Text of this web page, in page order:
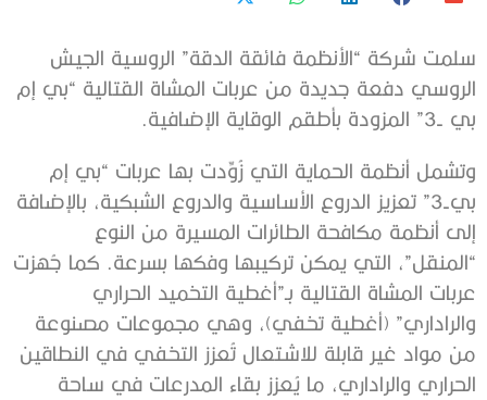
سلمت شركة “الأنظمة فائقة الدقة” الروسية الجيش
الروسي دفعة جديدة من عربات المشاة القتالية “بي إم
بي -3” المزودة بأطقم الوقاية الإضافية.
وتشمل أنظمة الحماية التي زُوِّدت بها عربات “بي إم
بي-3” تعزيز الدروع الأساسية والدروع الشبكية، بالإضافة
إلى أنظمة مكافحة الطائرات المسيرة من النوع
“المنقل”، التي يمكن تركيبها وفكها بسرعة. كما جُهزت
عربات المشاة القتالية بـ”أغطية التخميد الحراري
والراداري” (أغطية تخفي)، وهي مجموعات مصنوعة
من مواد غير قابلة للاشتعال تُعزز التخفي في النطاقين
الحراري والراداري، ما يُعزز بقاء المدرعات في ساحة